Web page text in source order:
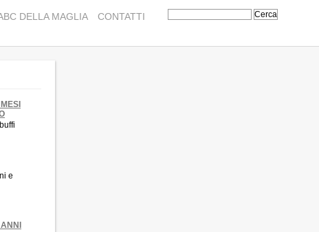
DELLA MAGLIA CONTATTI
e